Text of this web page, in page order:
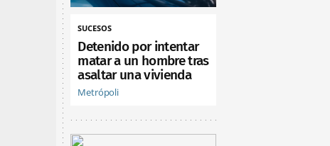
SUCESOS
Detenido por intentar
matar a un hombre tras
asaltar una vivienda
Metrópoli